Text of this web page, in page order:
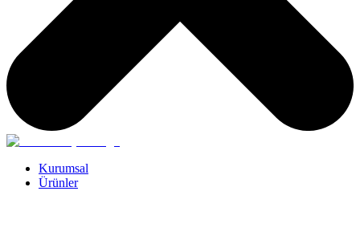
Kurumsal
Ürünler